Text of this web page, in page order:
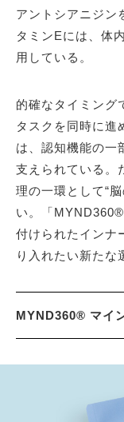
アントシアニジン
タミンEには、体
用している。
的確なタイミング
タスクを同時に進
は、認知機能の一
支えられている。
理の一環として“
い。「
付けられたインナ
り入れたい新たな
MYND360® マイ